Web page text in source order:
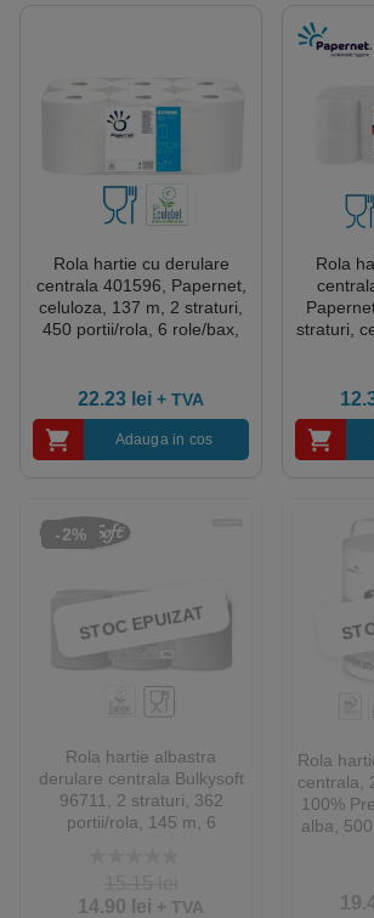
Rola hartie cu derulare
centrala 401596, Papernet,
celuloza, 137 m, 2 straturi,
450 portii/rola, 6 role/bax,
EcoLabel
22.23 lei + TVA
Adauga in cos
Rola
straturi,
-2%
STOC EPUIZAT
Rola hartie albastra
derulare centrala Bulkysoft
96711, 2 straturi, 362
portii/rola, 145 m, 6
14.90 lei + TVA
Rola
centrala,
100%
alba,